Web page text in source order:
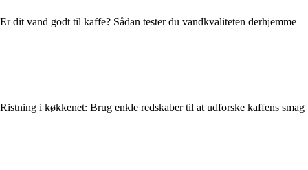
Er dit vand godt til kaffe? Sådan tester du vandkvaliteten derhjemme
Ristning i køkkenet: Brug enkle redskaber til at udforske kaffens smag